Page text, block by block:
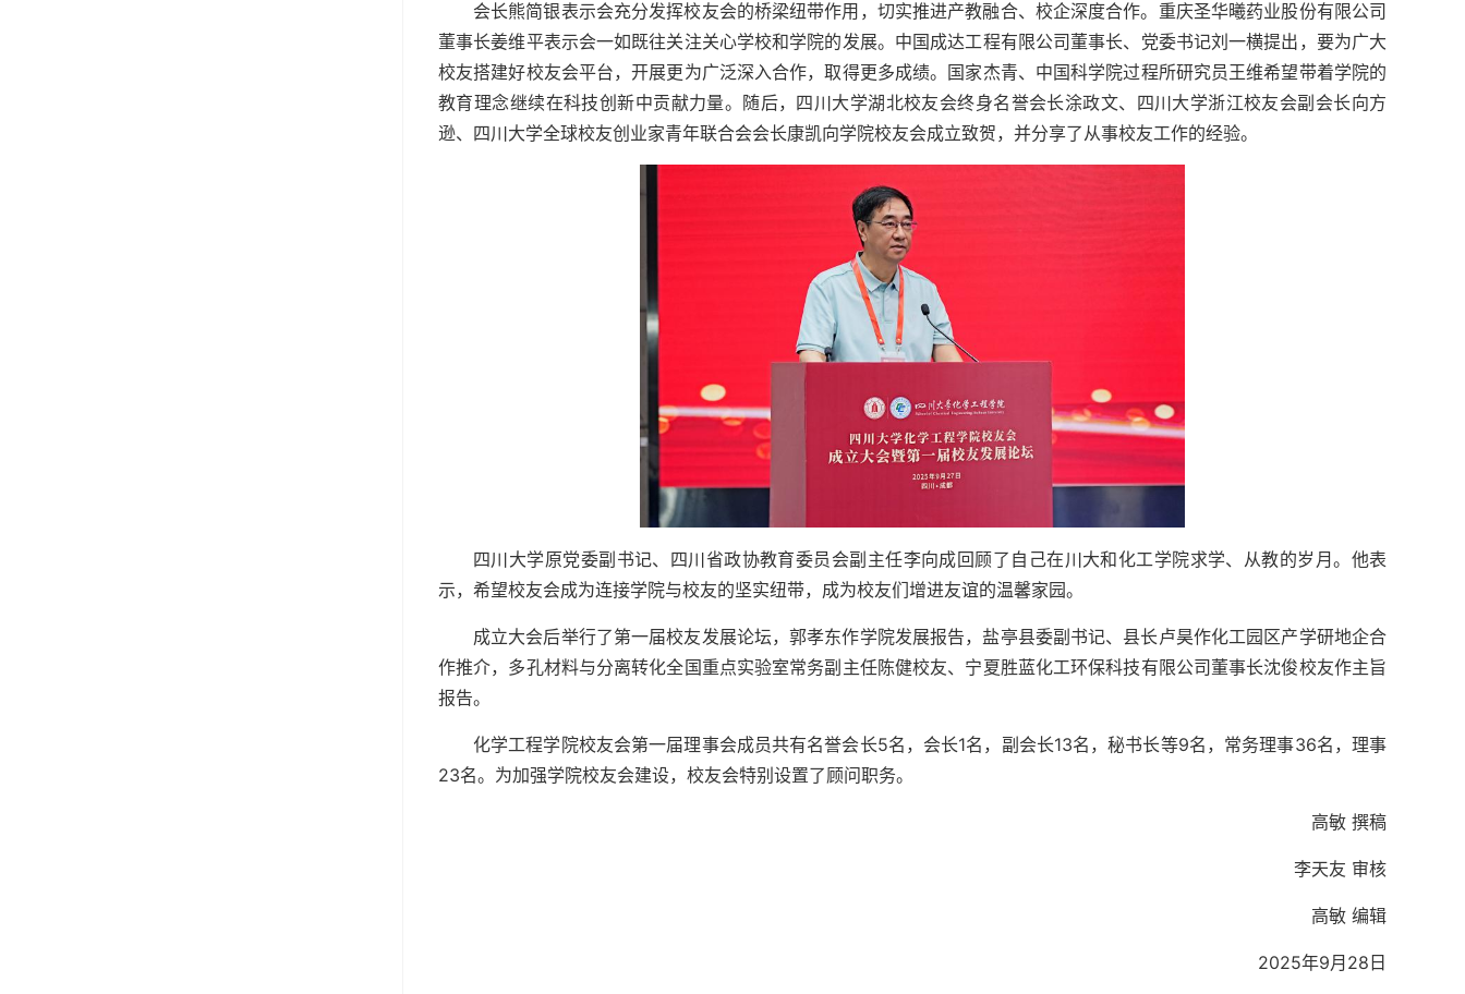
会长熊简银表示会充分发挥校友会的桥梁纽带作用，切实推进产教融合、校企深度合作。重庆圣华曦药业股份有限公司
董事长姜维平表示会一如既往关注关心学校和学院的发展。中国成达工程有限公司董事长、党委书记刘一横提出，要为广大
校友搭建好校友会平台，开展更为广泛深入合作，取得更多成绩。国家杰青、中国科学院过程所研究员王维希望带着学院的
教育理念继续在科技创新中贡献力量。随后，四川大学湖北校友会终身名誉会长涂政文、四川大学浙江校友会副会长向方
逊、四川大学全球校友创业家青年联合会会长康凯向学院校友会成立致贺，并分享了从事校友工作的经验。
四川大学原党委副书记、四川省政协教育委员会副主任李向成回顾了自己在川大和化工学院求学、从教的岁月。他表
示，希望校友会成为连接学院与校友的坚实纽带，成为校友们增进友谊的温馨家园。
成立大会后举行了第一届校友发展论坛，郭孝东作学院发展报告，盐亭县委副书记、县长卢昊作化工园区产学研地企合
作推介，多孔材料与分离转化全国重点实验室常务副主任陈健校友、宁夏胜蓝化工环保科技有限公司董事长沈俊校友作主旨
报告。
化学工程学院校友会第一届理事会成员共有名誉会长5名，会长1名，副会长13名，秘书长等9名，常务理事36名，理事
23名。为加强学院校友会建设，校友会特别设置了顾问职务。
高敏 撰稿
李天友 审核
高敏 编辑
2025年9月28日